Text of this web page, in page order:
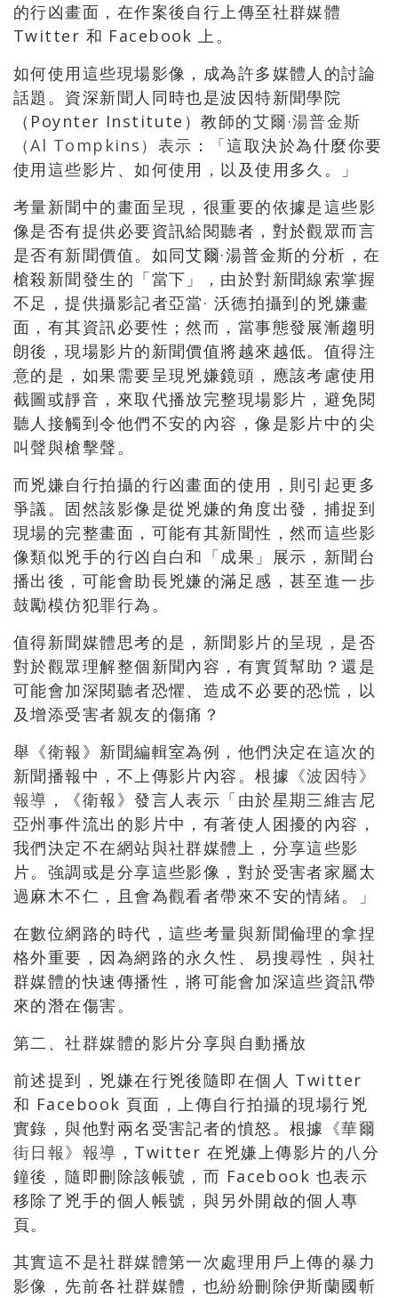
的行凶畫面，在作案後自行上傳至社群媒體
Twitter 和 Facebook 上。
如何使用這些現場影像，成為許多媒體人的討論
話題。資深新聞人同時也是波因特新聞學院
（Poynter Institute）教師的艾爾·湯普金斯
（Al Tompkins）表示 ：「這取決於為什麼你要
使用這些影片、如何使用，以及使用多久。」
考量新聞中的畫面呈現，很重要的依據是這些影
像是否有提供必要資訊給閱聽者，對於觀眾而言
是否有新聞價值。如同艾爾·湯普金斯的分析，在
槍殺新聞發生的「當下」，由於對新聞線索掌握
不足，提供攝影記者亞當· 沃德拍攝到的兇嫌畫
面，有其資訊必要性；然而，當事態發展漸趨明
朗後，現場影片的新聞價值將越來越低。值得注
意的是，如果需要呈現兇嫌鏡頭，應該考慮使用
截圖或靜音，來取代播放完整現場影片，避免閱
聽人接觸到令他們不安的內容，像是影片中的尖
叫聲與槍擊聲。
而兇嫌自行拍攝的行凶畫面的使用，則引起更多
爭議。固然該影像是從兇嫌的角度出發，捕捉到
現場的完整畫面，可能有其新聞性，然而這些影
像類似兇手的行凶自白和「成果」展示，新聞台
播出後，可能會助長兇嫌的滿足感，甚至進一步
鼓勵模仿犯罪行為。
值得新聞媒體思考的是，新聞影片的呈現，是否
對於觀眾理解整個新聞內容，有實質幫助？還是
可能會加深閱聽者恐懼、造成不必要的恐慌，以
及增添受害者親友的傷痛？
舉《衛報》新聞編輯室為例，他們決定在這次的
新聞播報中，不上傳影片內容。根據 《波因特》
報導 ，《衛報》發言人表示「由於星期三維吉尼
亞州事件流出的影片中，有著使人困擾的內容，
我們決定不在網站與社群媒體上，分享這些影
片。強調或是分享這些影像，對於受害者家屬太
過麻木不仁，且會為觀看者帶來不安的情緒。」
在數位網路的時代，這些考量與新聞倫理的拿捏
格外重要，因為網路的永久性、易搜尋性，與社
群媒體的快速傳播性，將可能會加深這些資訊帶
來的潛在傷害。
第二、社群媒體的影片分享與自動播放
前述提到，兇嫌在行兇後隨即在個人 Twitter
和 Facebook 頁面，上傳自行拍攝的現場行兇
實錄，與他對兩名受害記者的憤怒。根據 《華爾
街日報》報導 ，Twitter 在兇嫌上傳影片的八分
鐘後，隨即刪除該帳號，而 Facebook 也表示
移除了兇手的個人帳號，與另外開啟的個人專
頁。
其實這不是社群媒體第一次處理用戶上傳的暴力
影像，先前各社群媒體，也紛紛刪除伊斯蘭國斬